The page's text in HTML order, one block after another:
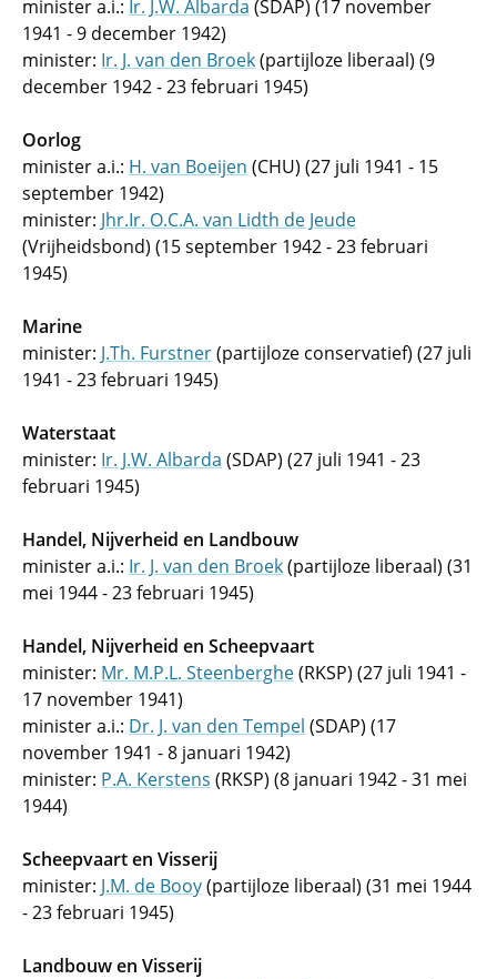
minister a.i.: Ir. J.W. Albarda (SDAP) (17 november
1941 - 9 december 1942)
minister: Ir. J. van den Broek(partijloze liberaal) (9
december 1942 - 23 februari 1945)
Oorlog
minister a.i.: H. van Boeijen (CHU) (27 juli 1941 - 15
september 1942)
minister: Jhr.Ir. O.C.A. van Lidth de Jeude
(Vrijheidsbond) (15 september 1942 - 23 februari
1945)
Marine
minister: J.Th. Furstner(partijloze conservatief) (27 juli
1941 - 23 februari 1945)
Waterstaat
minister: Ir. J.W. Albarda (SDAP) (27 juli 1941 - 23
februari 1945)
Handel, Nijverheid en Landbouw
minister a.i.: Ir. J. van den Broek(partijloze liberaal) (31
mei 1944 - 23 februari 1945)
Handel, Nijverheid en Scheepvaart
minister: Mr. M.P.L. Steenberghe(RKSP) (27 juli 1941 -
17 november 1941)
minister a.i.: Dr. J. van den Tempel (SDAP) (17
november 1941 - 8 januari 1942)
minister: P.A. Kerstens (RKSP) (8 januari 1942 - 31 mei
1944)
Scheepvaart en Visserij
minister: J.M. de Booy(partijloze liberaal) (31 mei 1944
- 23 februari 1945)
Landbouw en Visserij